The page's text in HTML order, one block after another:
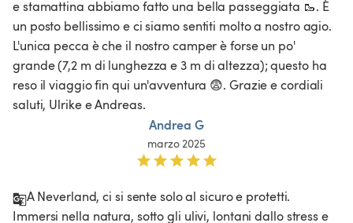
e stamattina abbiamo fatto una bella passeggiata 🥾. È
un posto bellissimo e ci siamo sentiti molto a nostro agio.
L'unica pecca è che il nostro camper è forse un po'
grande (7,2 m di lunghezza e 3 m di altezza); questo ha
reso il viaggio fin qui un'avventura 😨. Grazie e cordiali
saluti, Ulrike e Andreas.
Andrea G
marzo 2025
A Neverland, ci si sente solo al sicuro e protetti.
Immersi nella natura, sotto gli ulivi, lontani dallo stress e